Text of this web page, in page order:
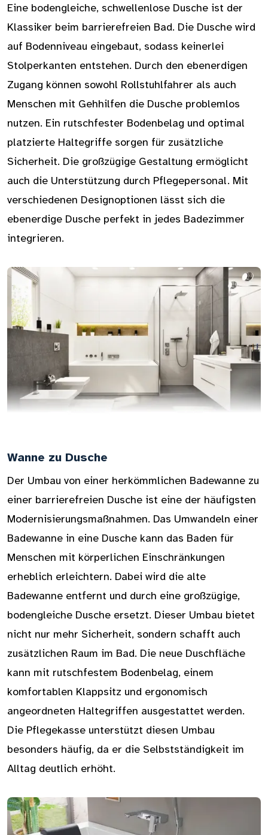
Eine bodengleiche, schwellenlose Dusche ist der
Klassiker beim barrierefreien Bad. Die Dusche wird
auf Bodenniveau eingebaut, sodass keinerlei
Stolperkanten entstehen. Durch den ebenerdigen
Zugang können sowohl Rollstuhlfahrer als auch
Menschen mit Gehhilfen die Dusche problemlos
nutzen. Ein rutschfester Bodenbelag und optimal
platzierte Haltegriffe sorgen für zusätzliche
Sicherheit. Die großzügige Gestaltung ermöglicht
auch die Unterstützung durch Pflegepersonal. Mit
verschiedenen Designoptionen lässt sich die
ebenerdige Dusche perfekt in jedes Badezimmer
integrieren.
Wanne zu Dusche
Der Umbau von einer herkömmlichen Badewanne zu
einer barrierefreien Dusche ist eine der häufigsten
Modernisierungsmaßnahmen. Das Umwandeln einer
Badewanne in eine Dusche kann das Baden für
Menschen mit körperlichen Einschränkungen
erheblich erleichtern. Dabei wird die alte
Badewanne entfernt und durch eine großzügige,
bodengleiche Dusche ersetzt. Dieser Umbau bietet
nicht nur mehr Sicherheit, sondern schafft auch
zusätzlichen Raum im Bad. Die neue Duschfläche
kann mit rutschfestem Bodenbelag, einem
komfortablen Klappsitz und ergonomisch
angeordneten Haltegriffen ausgestattet werden.
Die Pflegekasse unterstützt diesen Umbau
besonders häufig, da er die Selbstständigkeit im
Alltag deutlich erhöht.